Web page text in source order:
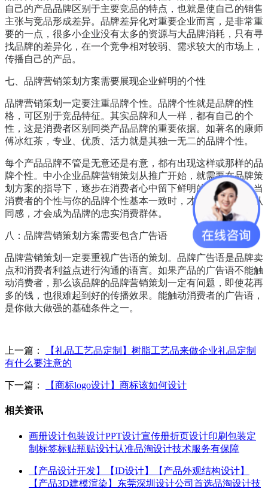
自己的产品品牌区别于主要竞品的特点，也就是使自己的销售
主张与竞品形成差异。品牌差异化对重要企业而言，是非常重
要的一点，很多小企业没有太多的资源与大品牌消耗，只有寻
找品牌的差异化，在一个竞争相对较弱、需求较大的市场上，
传播自己的产品。
七、品牌营销策划方案需要展现企业鲜明的个性
品牌营销策划一定要注重品牌个性。品牌个性就是品牌的性
格，可区别于竞品特征。其实品牌和人一样，都有自己的个
性，这是消费者区别同类产品品牌的重要依据。如著名的康师
傅冰红茶，专业、优质、活力就是其独一无二的品牌个性。
每个产品品牌不管是无意还是有意，都有出现这样或那样的品
牌个性。中小企业品牌营销策划从推广开始，就需要在品牌策
划方案的指导下，逐步在消费者心中留下鲜明的品牌想象。当
消费者的个性与你的品牌个性基本一致时，才会对品牌产生认
同感，才会成为品牌的忠实消费群体。
八：品牌营销策划方案需要包含广告语
品牌营销策划一定要重视广告语的策划。品牌广告语是品牌卖
点和消费者利益点进行沟通的语言。如果产品的广告语不能触
动消费者，那么该品牌的品牌营销策划一定有问题，即使花再
多的钱，也很难起到好的传播效果。能触动消费者的广告语，
是你做大做强的基础条件之一。
上一篇：
【礼品工艺品定制】树脂工艺品来做企业礼品定制
有什么要注意的
下一篇： 【商标logo设计】商标该如何设计
相关资讯
画册设计包装设计PPT设计宣传册折页设计印刷包装定
制标签标贴瓶贴设计认准品淘设计技术服务有保障
【产品设计开发】【ID设计】【产品外观结构设计】
【产品3D建模渲染】东莞深圳设计公司首选品淘设计技